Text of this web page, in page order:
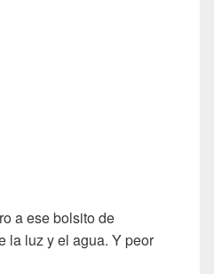
a ese bolsito de
la luz y el agua. Y peor